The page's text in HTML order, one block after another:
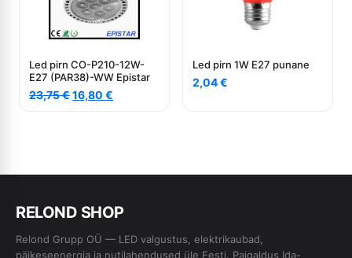
Led pirn CO-P210-12W-
E27 (PAR38)-WW Epistar
23,75€Algne
16,80 €
Led pirn 1W E27 punane
2,04€
RELOND SHOP
Relond Grupp OÜ — LED valgustus, elektrikaubad,
päikeseenergia ja nutilahendused üle Eesti. Paigaldus Ida-